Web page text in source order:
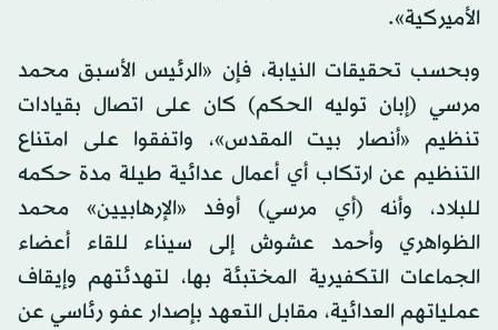
الأميركية».
وبحسب تحقيقات النيابة، فإن «الرئيس الأسبق محمد
مرسي (إبان توليه الحكم) كان على اتصال بقيادات
تنظيم «أنصار بيت المقدس»، واتفقوا على امتناع
التنظيم عن ارتكاب أي أعمال عدائية طيلة مدة حكمه
للبلاد، وأنه (أي مرسي) أوفد «الإرهابيين» محمد
الظواهري وأحمد عشوش إلى سيناء للقاء أعضاء
الجماعات التكفيرية المختبئة بها، لتهدئتهم وإيقاف
عملياتهم العدائية، مقابل التعهد بإصدار عفو رئاسي عن